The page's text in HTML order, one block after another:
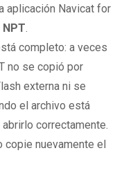
aplicación Navicat for
.
completo: a veces
no se copió por
externa ni se
el archivo está
correctamente.
copie nuevamente el